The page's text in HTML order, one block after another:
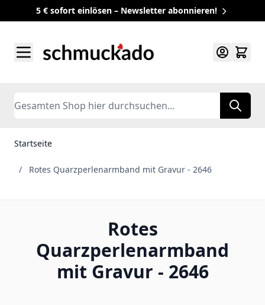
5 € sofort einlösen – Newsletter abonnieren!
Search
Startseite
/ Rotes Quarzperlenarmband mit Gravur - 2646
Rotes
Quarzperlenarmband
mit Gravur - 2646